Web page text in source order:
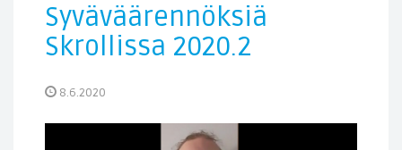
Syväväärennöksiä
Skrollissa 2020.2
8.6.2020